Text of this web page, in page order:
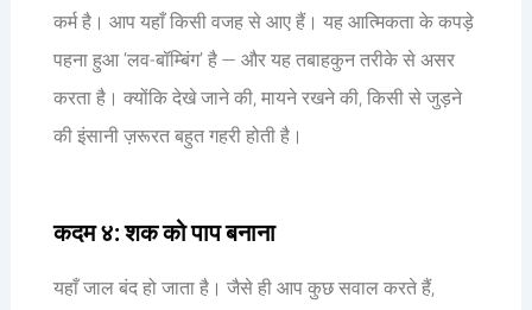
कर्म है। आप यहाँ किसी वजह से आए हैं। यह आत्मिकता के कपड़े
पहना हुआ ‘लव-बॉम्बिंग’ है — और यह तबाहकुन तरीके से असर
करता है। क्योंकि देखे जाने की, मायने रखने की, किसी से जुड़ने
की इंसानी ज़रूरत बहुत गहरी होती है।
कदम ४: शक को पाप बनाना
यहाँ जाल बंद हो जाता है। जैसे ही आप कुछ सवाल करते हैं,